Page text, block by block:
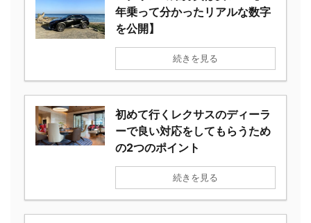
年乗って分かったリアルな数字
を公開】
続きを見る
初めて行くレクサスのディーラ
ーで良い対応をしてもらうため
の2つのポイント
続きを見る